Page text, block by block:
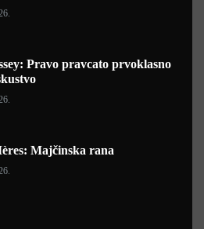
Pravo pravcato prvoklasno
Majčinska rana